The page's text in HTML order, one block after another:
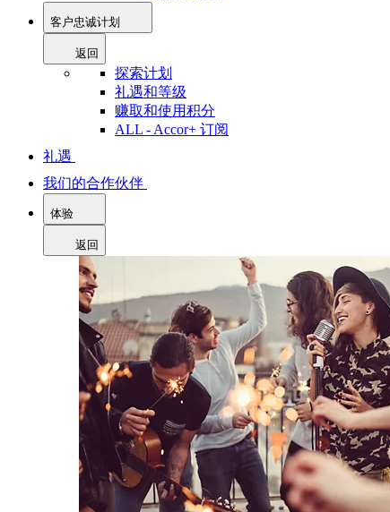
客户忠诚计划
返回
探索计划
礼遇和等级
赚取和使用积分
ALL - Accor+ 订阅
礼遇
我们的合作伙伴
体验
返回